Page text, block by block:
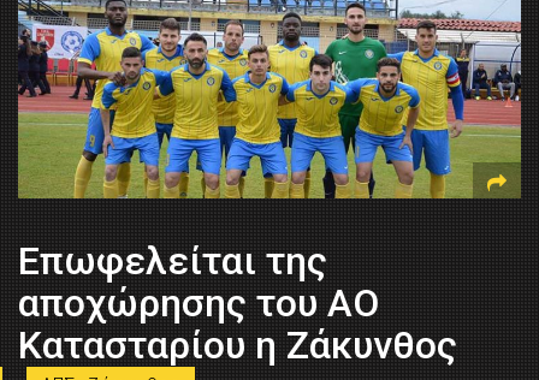
Επωφελείται της
αποχώρησης του ΑΟ
Κατασταρίου η Ζάκυνθος